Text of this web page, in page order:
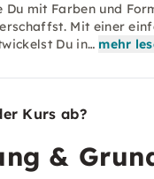
Du mit Farben und
Mit einer
Du in… mehr
Kurs ab?
&